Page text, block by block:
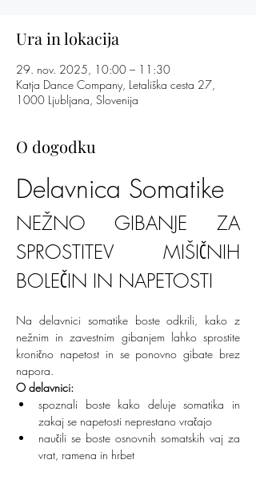
Ura in lokacija
29. nov. 2025, 10:00 – 11:30
Katja Dance Company, Letališka cesta 27,
1000 Ljubljana, Slovenija
O dogodku
Delavnica Somatike
NEŽNO GIBANJE ZA
SPROSTITEV MIŠIČNIH
BOLEČIN IN NAPETOSTI
Na delavnici somatike boste odkrili, kako z
nežnim in zavestnim gibanjem lahko sprostite
kronično napetost in se ponovno gibate brez
napora.
O delavnici:
spoznali boste kako deluje somatika in
zakaj se napetosti neprestano vračajo
naučili se boste osnovnih somatskih vaj za
vrat, ramena in hrbet